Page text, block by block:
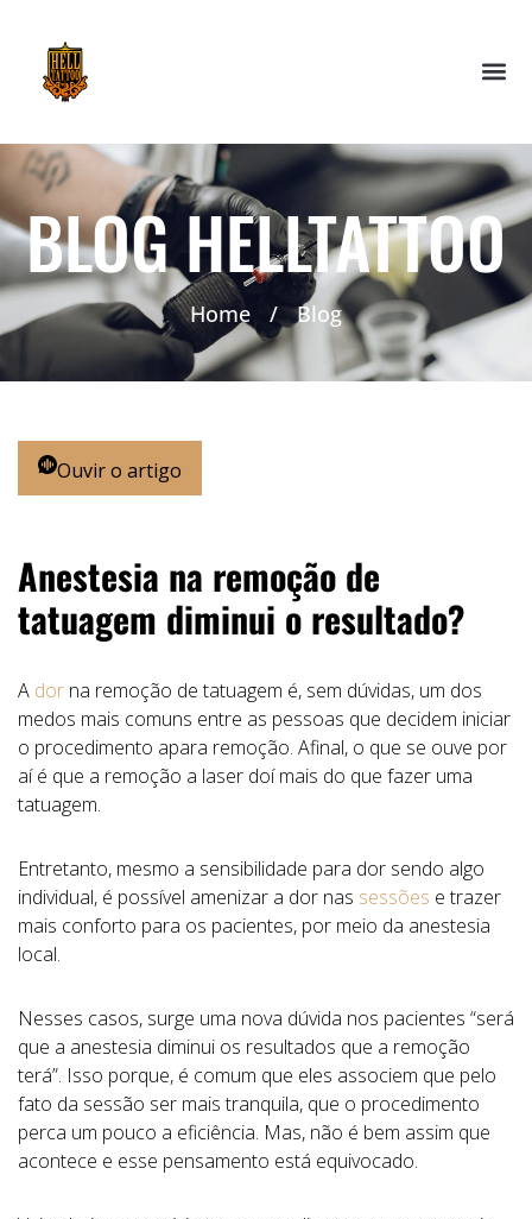
BLOG HELLTATTOO
Home / Blog
Ouvir o artigo
Anestesia na remoção de
tatuagem diminui o resultado?
A dor na remoção de tatuagem é, sem dúvidas, um dos
medos mais comuns entre as pessoas que decidem iniciar
o procedimento apara remoção. Afinal, o que se ouve por
aí é que a remoção a laser doí mais do que fazer uma
tatuagem.
Entretanto, mesmo a sensibilidade para dor sendo algo
individual, é possível amenizar a dor nas sessões e trazer
mais conforto para os pacientes, por meio da anestesia
local.
Nesses casos, surge uma nova dúvida nos pacientes “será
que a anestesia diminui os resultados que a remoção
terá”. Isso porque, é comum que eles associem que pelo
fato da sessão ser mais tranquila, que o procedimento
perca um pouco a eficiência. Mas, não é bem assim que
acontece e esse pensamento está equivocado.